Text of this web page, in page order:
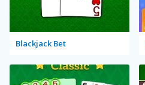
Blackjack Bet